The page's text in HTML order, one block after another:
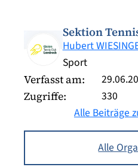
Sektion
Hubert
Sport
Verfasst am:
Zugriffe:
330
Alle Beiträge
Alle